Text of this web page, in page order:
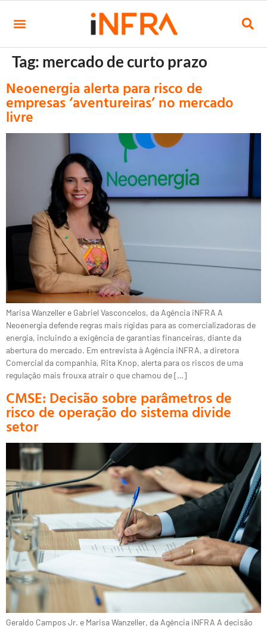
Tag: mercado de curto prazo
Neoenergia alerta para risco de
empresas ‘aventureiras’ no mercado
livre
Marisa Wanzeller e Gabriel Vasconcelos, da Agência iNFRA A
Neoenergia defende regras mais rígidas para as comercializadoras de
energia, incluindo a exigência de garantias financeiras, diante da
abertura do mercado. Em entrevista à Agência iNFRA, a diretora
Comercial da companhia, Rita Knop, alerta para os riscos de uma
regulação mais frouxa atrair o que chamou de […]
CMSE: Decisão sobre parâmetros de
risco de operação do sistema divide
setor
Geraldo Campos Jr. e Marisa Wanzeller, da Agência iNFRA A decisão